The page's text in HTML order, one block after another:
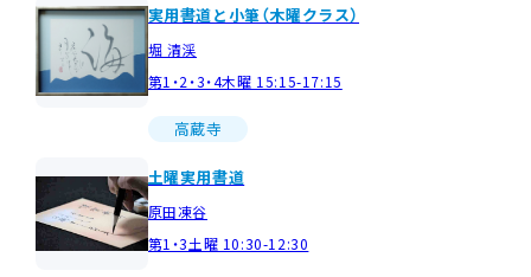
実用書道と小筆（木曜クラス）
堀 清渓
第1・2・3・4木曜 15:15-17:15
高蔵寺
土曜実用書道
原田凍谷
第1・3土曜 10:30-12:30